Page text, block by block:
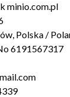
minio.com.pl
Polska /
6191567317